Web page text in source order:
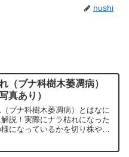
nushi
（ブナ科樹木萎凋病）
真あり）
ブナ科樹木萎凋病）とはなに
説！実際にナラ枯れになった
になっているかを切り株や断